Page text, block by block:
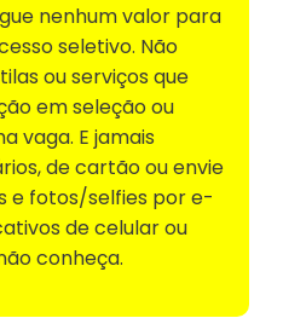
nenhum valor para
seletivo. Não
ou serviços que
em seleção ou
vaga. E jamais
de cartão ou envie
e fotos/selfies por e-
de celular ou
conheça.